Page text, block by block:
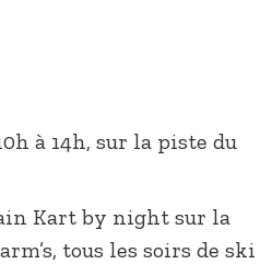
à 14h, sur la piste du
Kart by night sur la
tous les soirs de ski